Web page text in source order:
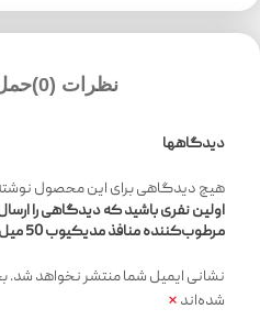
نظرات (0)
دیدگاهها
هیچ دیدگاهی برای این محصول
اولین نفری باشید که دیدگاهی را
مرطوب‌کننده منافذ مدیکیوب 50 میل | اصل”
نشانی ایمیل شما منتشر نخواهد شد.
شده‌اند *